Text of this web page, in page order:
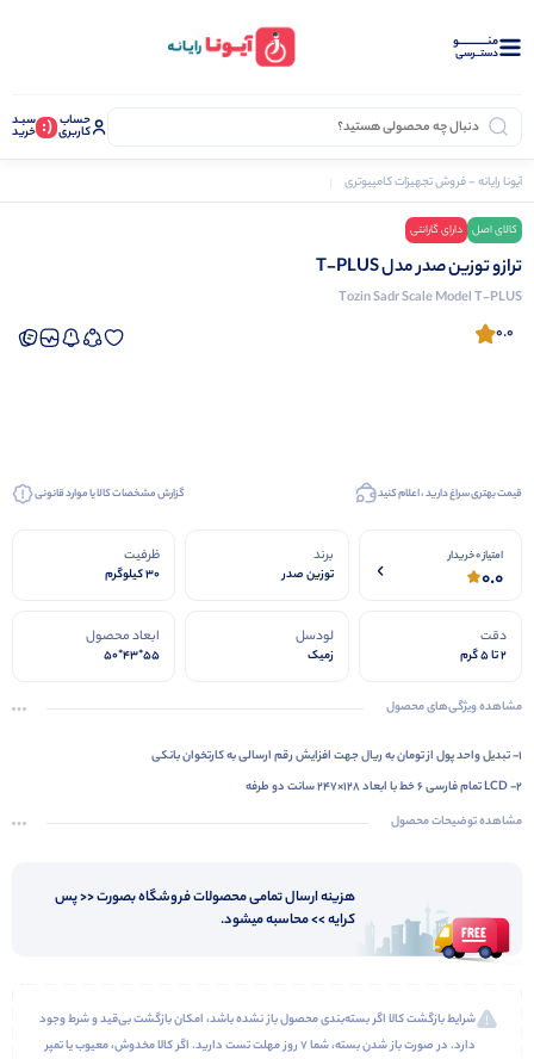
منــــــــــــو
دستــرسی
حساب
کاربری (: سبـد
خرید
آیونا رایانه - فروش تجهیزات کامپیوتری
کالای اصل دارای گارانتی
ترازو توزین صدر مدل T-PLUS
Tozin Sadr Scale Model T-PLUS
0.0
قیمت بهتری سراغ دارید ، اعلام کنید گزارش مشخصات کالا یا موارد قانونی
امتیاز 0 خریدار
0.0
برند
توزین صدر
ظرفیت
30 کیلوگرم
دقت
2 تا 5 گرم
لودسل
زمیک
ابعاد محصول
55*43*50
مشاهده ویژگی‌های محصول
1- تبدیل واحد پول از تومان به ریال جهت افزایش رقم ارسالی به کارتخوان بانکی
2- LCD تمام فارسی ۶ خط با ابعاد ۱۲۸×۲۴۷ سانت دو طرفه
3- اتصال آنلاین با بیش از ۲۰۰ نرم افزار فروشگاهی معتبر
مشاهده توضیحات محصول
هزینه ارسال تمامی محصولات فروشگاه بصورت << پس
کرایه >> محاسبه میشود.
شرایط بازگشت کالا اگر بسته‌بندی محصول باز نشده باشد، امکان بازگشت بی‌قید و شرط وجود
دارد. در صورت باز شدن بسته، شما ۷ روز مهلت تست دارید. اگر کالا مخدوش، معیوب یا تمپر